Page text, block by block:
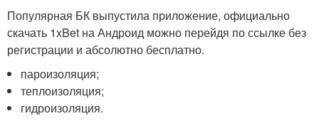
Популярная БК выпустила приложение, официально
скачать 1xBet на Андроид можно перейдя по ссылке без
регистрации и абсолютно бесплатно.
пароизоляция;
теплоизоляция;
гидроизоляция.